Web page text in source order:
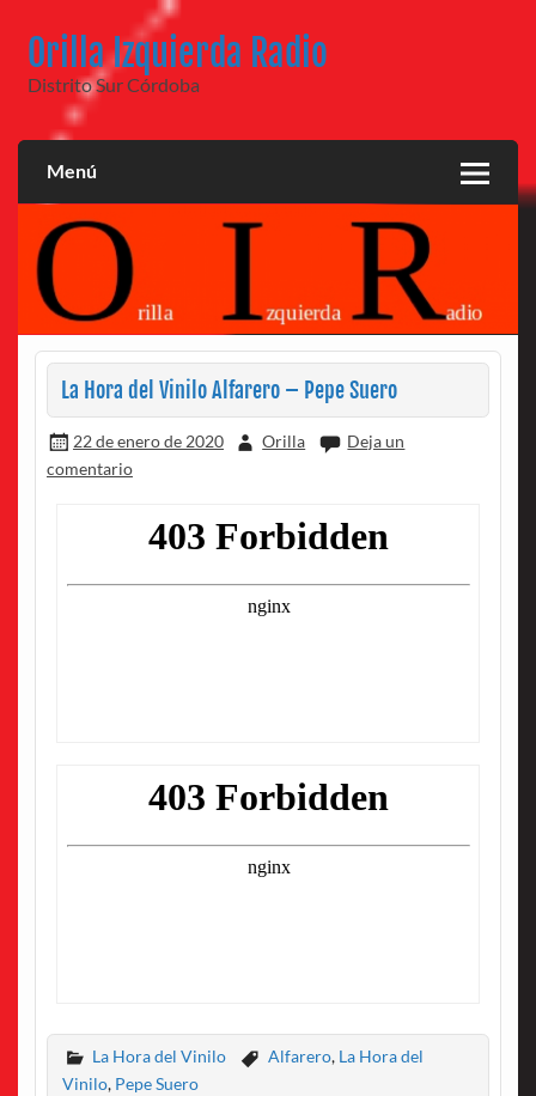
contenido
Orilla Izquierda Radio
Distrito Sur Córdoba
Menú
La Hora del Vinilo Alfarero – Pepe Suero
22 de enero de 2020 Orilla
Deja un
comentario
La Hora del Vinilo Alfarero, La Hora del
Vinilo, Pepe Suero